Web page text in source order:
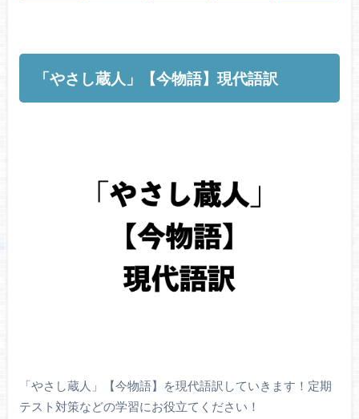
「やさし蔵人」【今物語】現代語訳
「やさし蔵人」【今物語】を現代語訳していきます！定期
テスト対策などの学習にお役立てください！